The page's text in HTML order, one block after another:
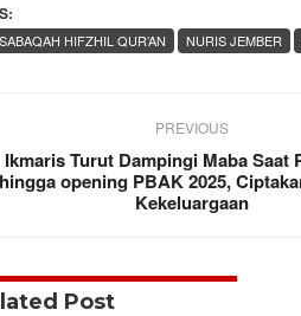
HIFZHIL QUR’AN NURIS JEMBER
PREVIOUS
Ikmaris Turut Dampingi Maba Saat
hingga opening PBAK 2025,
Kekeluargaan
Post